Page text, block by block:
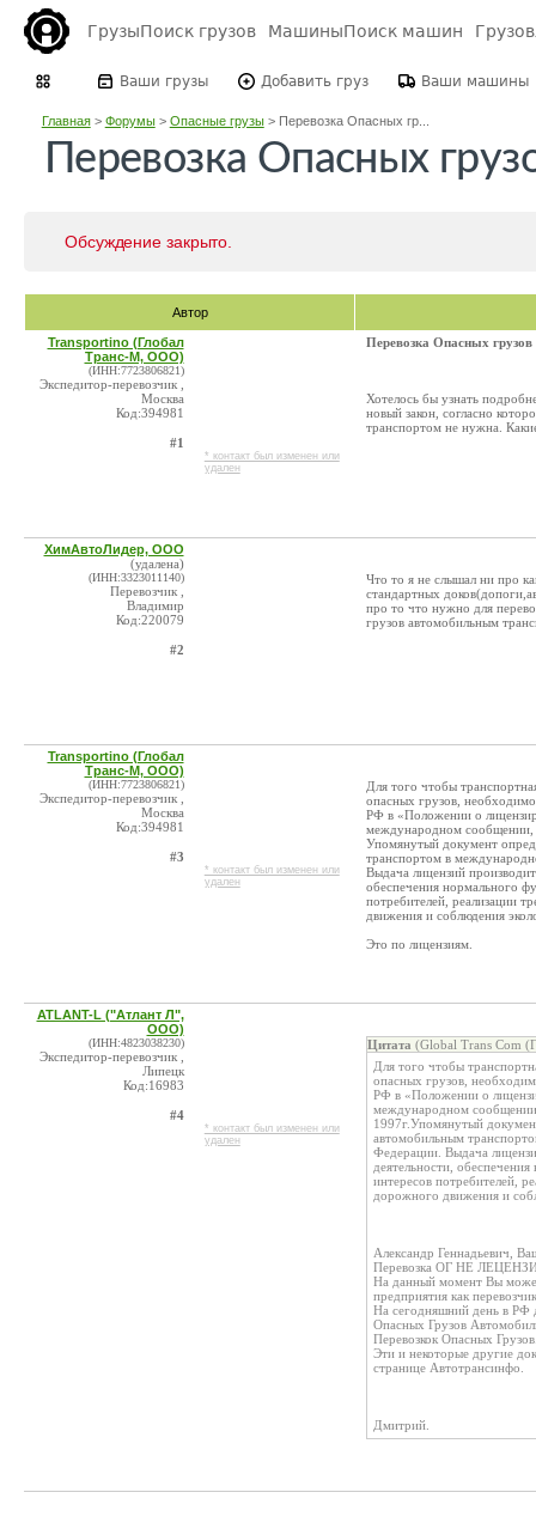
ГрузыПоиск грузов МашиныПоиск машин
Ваши грузы Добавить груз Ваши машины
Главная> Форумы> Опасные грузы> Перевозка Опасных гр...
Перевозка Опасных
Обсуждение закрыто.
Автор
Transportino (Глобал
Транс-М, ООО)
(ИНН:7723806821)
Экспедитор-перевозчик ,
Москва
Код:394981
#1
* контакт был изменен или
удален
Перевозка Опасных грузов
Хотелось бы узнать
новый закон, согласно
транспортом не нужна.
ХимАвтоЛидер, ООО
(удалена)
(ИНН:3323011140)
Перевозчик ,
Владимир
Код:220079
#2
Что то я не слышал ни про
стандартных
про то что нужно для
грузов автомобильным
Transportino (Глобал
Транс-М, ООО)
(ИНН:7723806821)
Экспедитор-перевозчик ,
Москва
Код:394981
#3
* контакт был изменен или
удален
Для того чтобы
опасных грузов,
РФ в «Положении о
международном сообщении,
Упомянутый документ
транспортом в
Выдача лицензий
обеспечения нормального
потребителей, реализации
движения и соблюдения
Это по лицензиям.
ATLANT-L ("Атлант Л",
ООО)
(ИНН:4823038230)
Экспедитор-перевозчик ,
Липецк
Код:16983
#4
* контакт был изменен или
удален
Цитата (Global Trans Com
Для того чтобы
опасных грузов,
РФ в «Положении о
международном
1997г.Упомянутый
автомобильным
Федерации. Выдача
деятельности,
интересов потребителей,
дорожного движения и
Александр Геннадьевич,
Перевозка ОГ НЕ
На данный момент Вы
предприятия как
На сегодняшний день в РФ
Опасных Грузов
Перевозкок Опасных
Эти и некоторые другие
странице Автотрансинфо.
Дмитрий.